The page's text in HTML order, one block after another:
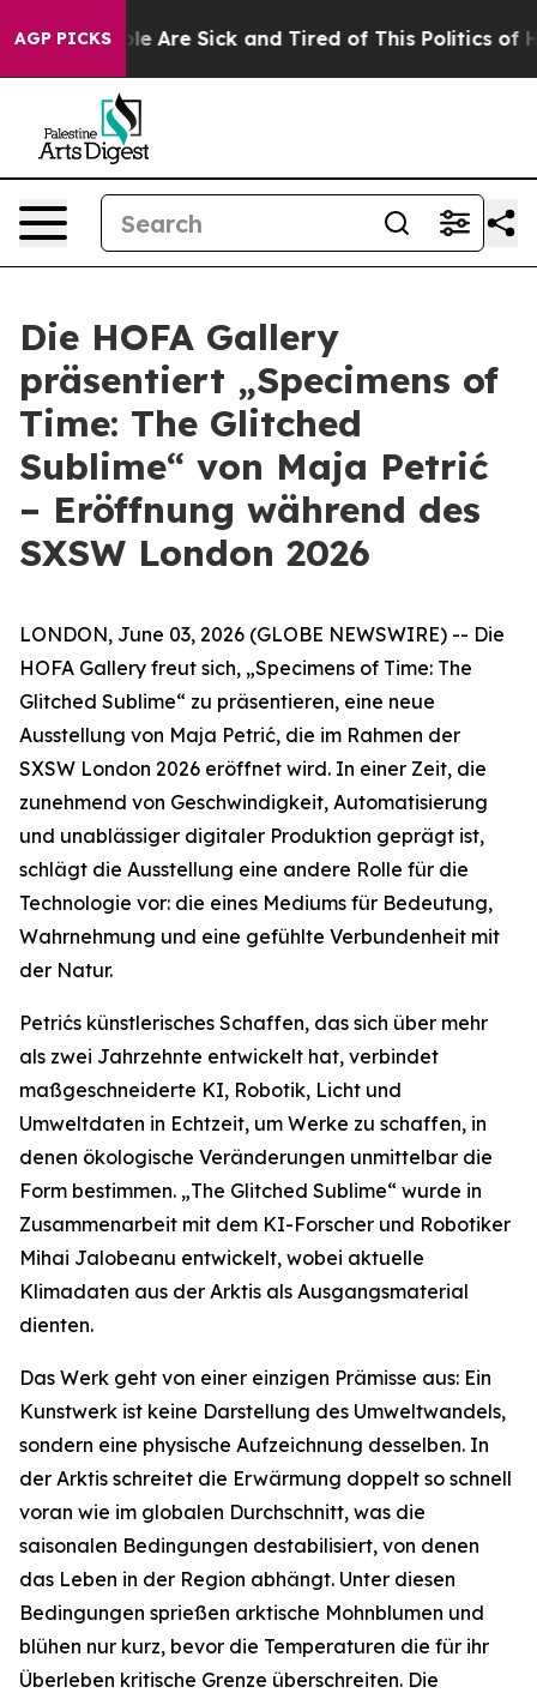
AGP PICKS
“People Are Sick and Tired of This Politics of
Die HOFA Gallery
präsentiert „Specimens of
Time: The Glitched
Sublime“ von Maja Petrić
– Eröffnung während des
SXSW London 2026
LONDON, June 03, 2026 (GLOBE NEWSWIRE) -- Die
HOFA Gallery freut sich, „Specimens of Time: The
Glitched Sublime“ zu präsentieren, eine neue
Ausstellung von Maja Petrić, die im Rahmen der
SXSW London 2026 eröffnet wird. In einer Zeit, die
zunehmend von Geschwindigkeit, Automatisierung
und unablässiger digitaler Produktion geprägt ist,
schlägt die Ausstellung eine andere Rolle für die
Technologie vor: die eines Mediums für Bedeutung,
Wahrnehmung und eine gefühlte Verbundenheit mit
der Natur.
Petrićs künstlerisches Schaffen, das sich über mehr
als zwei Jahrzehnte entwickelt hat, verbindet
maßgeschneiderte KI, Robotik, Licht und
Umweltdaten in Echtzeit, um Werke zu schaffen, in
denen ökologische Veränderungen unmittelbar die
Form bestimmen. „The Glitched Sublime“ wurde in
Zusammenarbeit mit dem KI-Forscher und Robotiker
Mihai Jalobeanu entwickelt, wobei aktuelle
Klimadaten aus der Arktis als Ausgangsmaterial
dienten.
Das Werk geht von einer einzigen Prämisse aus: Ein
Kunstwerk ist keine Darstellung des Umweltwandels,
sondern eine physische Aufzeichnung desselben. In
der Arktis schreitet die Erwärmung doppelt so schnell
voran wie im globalen Durchschnitt, was die
saisonalen Bedingungen destabilisiert, von denen
das Leben in der Region abhängt. Unter diesen
Bedingungen sprießen arktische Mohnblumen und
blühen nur kurz, bevor die Temperaturen die für ihr
Überleben kritische Grenze überschreiten. Die